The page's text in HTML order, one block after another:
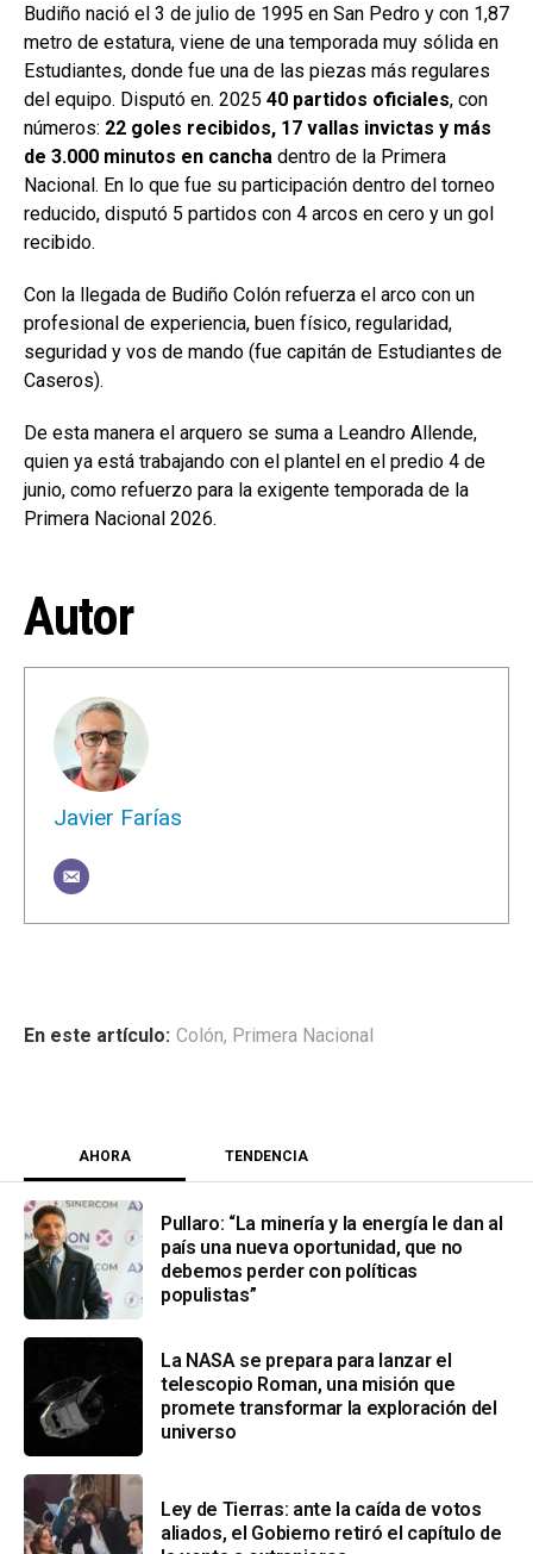
Budiño nació el 3 de julio de 1995 en San Pedro y con 1,87
metro de estatura, viene de una temporada muy sólida en
Estudiantes, donde fue una de las piezas más regulares
del equipo. Disputó en. 2025 40 partidos oficiales, con
números: 22 goles recibidos, 17 vallas invictas y más
de 3.000 minutos en cancha dentro de la Primera
Nacional. En lo que fue su participación dentro del torneo
reducido, disputó 5 partidos con 4 arcos en cero y un gol
recibido.
Con la llegada de Budiño Colón refuerza el arco con un
profesional de experiencia, buen físico, regularidad,
seguridad y vos de mando (fue capitán de Estudiantes de
Caseros).
De esta manera el arquero se suma a Leandro Allende,
quien ya está trabajando con el plantel en el predio 4 de
junio, como refuerzo para la exigente temporada de la
Primera Nacional 2026.
Autor
Javier Farías
Colón, Primera Nacional
AHORA TENDENCIA
Pullaro: “La minería y la energía le dan al
país una nueva oportunidad, que no
debemos perder con políticas
populistas”
La NASA se prepara para lanzar el
telescopio Roman, una misión que
promete transformar la exploración del
universo
Ley de Tierras: ante la caída de votos
aliados, el Gobierno retiró el capítulo de